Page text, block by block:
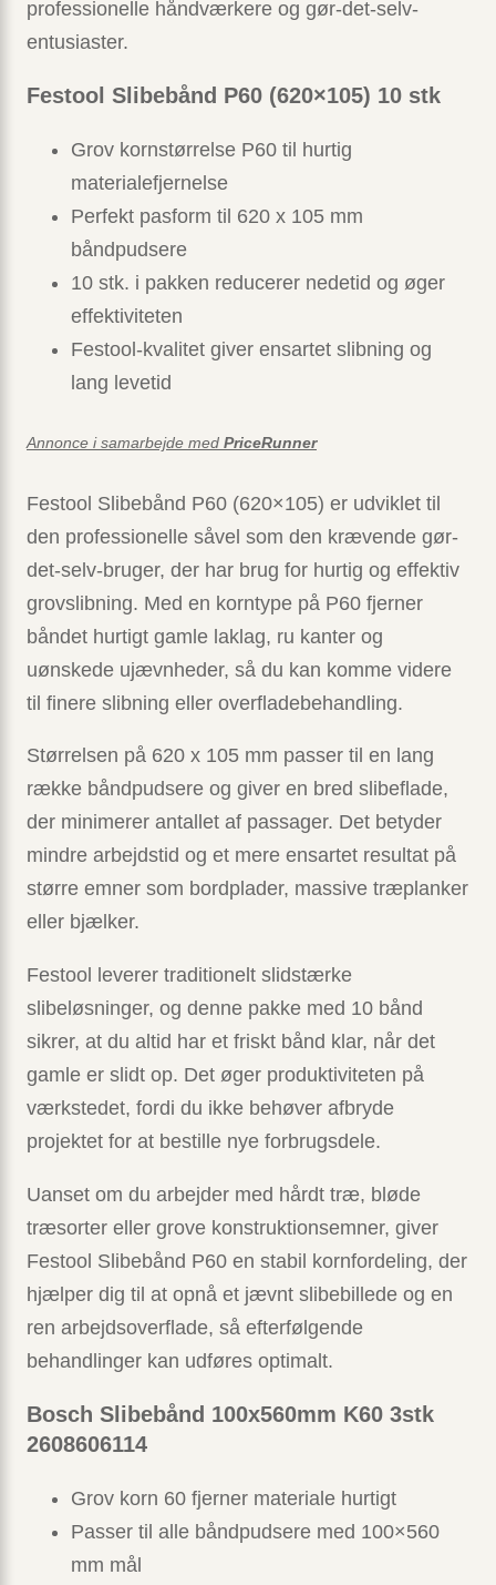
professionelle håndværkere og gør-det-selv-
entusiaster.
Festool Slibebånd P60 (620×105) 10 stk
Grov kornstørrelse P60 til hurtig
materialefjernelse
Perfekt pasform til 620 x 105 mm
båndpudsere
10 stk. i pakken reducerer nedetid og øger
effektiviteten
Festool-kvalitet giver ensartet slibning og
lang levetid
Annonce i samarbejde med PriceRunner
Festool Slibebånd P60 (620×105) er udviklet til
den professionelle såvel som den krævende gør-
det-selv-bruger, der har brug for hurtig og effektiv
grovslibning. Med en korntype på P60 fjerner
båndet hurtigt gamle laklag, ru kanter og
uønskede ujævnheder, så du kan komme videre
til finere slibning eller overfladebehandling.
Størrelsen på 620 x 105 mm passer til en lang
række båndpudsere og giver en bred slibeflade,
der minimerer antallet af passager. Det betyder
mindre arbejdstid og et mere ensartet resultat på
større emner som bordplader, massive træplanker
eller bjælker.
Festool leverer traditionelt slidstærke
slibeløsninger, og denne pakke med 10 bånd
sikrer, at du altid har et friskt bånd klar, når det
gamle er slidt op. Det øger produktiviteten på
værkstedet, fordi du ikke behøver afbryde
projektet for at bestille nye forbrugsdele.
Uanset om du arbejder med hårdt træ, bløde
træsorter eller grove konstruktionsemner, giver
Festool Slibebånd P60 en stabil kornfordeling, der
hjælper dig til at opnå et jævnt slibebillede og en
ren arbejdsoverflade, så efterfølgende
behandlinger kan udføres optimalt.
Bosch Slibebånd 100x560mm K60 3stk
2608606114
Grov korn 60 fjerner materiale hurtigt
Passer til alle båndpudsere med 100×560
mm mål